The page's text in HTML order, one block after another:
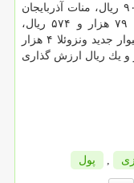
۵۵۷ ریال، روبل جدید بلاروس ۱۹ هزار و ۹۰۷ ریال، منات آذربایجان
۲۴ هزار و ۷۵۸ ریال، یكصد پزوی فیلیپین ۷۹ هزار و ۵۷۴ ریال،
سومونی تاجیكستان ۴ هزار و ۴۵۰ ریال، بولیوار جدید ونزوئلا ۴ هزار
و منات جدید تركمنستان ۱۲ هزار و یك ریال ارزش گذاری
, پول